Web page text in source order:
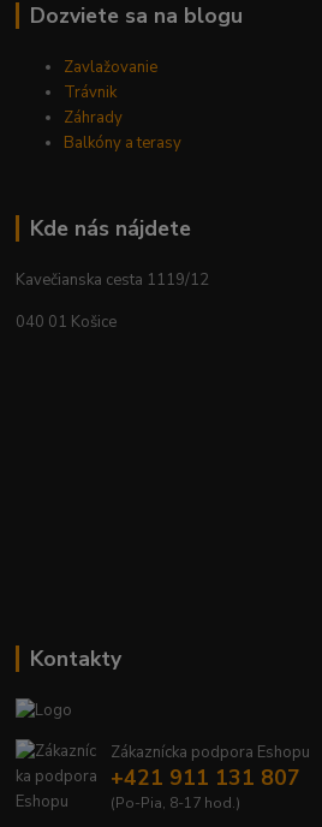
Dozviete sa na blogu
Zavlažovanie
Trávnik
Záhrady
Balkóny a terasy
Kde nás nájdete
Kavečianska cesta 1119/12
040 01 Košice
Kontakty
Zákaznícka podpora Eshopu
+421 911 131 807
(Po-Pia, 8-17 hod.)